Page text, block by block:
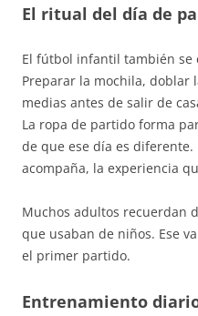
El ritual del día de
El fútbol infantil también
Preparar la mochila, doblar
medias antes de salir de
La ropa de partido forma
de que ese día es
acompaña, la experiencia
Muchos adultos recuerdan
que usaban de niños. Ese
el primer partido.
Entrenamiento